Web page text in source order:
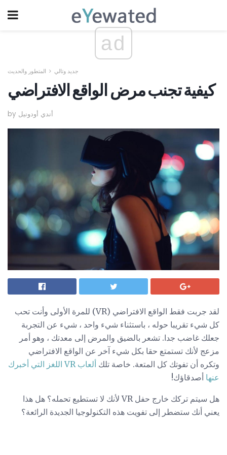
ad
جديد وتالي المتطور والحديث
كيفية تجنب مرض الواقع الافتراضي
by أندي أودونيل
لقد جربت فقط الواقع الافتراضي (VR) للمرة الأولى وأنت تحب
كل شيء تقريبا حوله ، باستثناء شيء واحد ، شيء عن التجربة
جعلك غاضب جدا. تشعر بالضيق والمرض إلى معدتك ، وهو أمر
مزعج لأنك تستمتع حقا بكل شيء آخر عن الواقع الافتراضي
وتكره أن تفوتك كل المتعة. خاصة تلك
ألعاب VR اللغز التي أخبرك
عنها أصدقاؤك!
هل سيتم تركك خارج حفل VR لأنك لا تستطيع تحمله؟ هل هذا
يعني أنك ستضطر إلى تفويت هذه التكنولوجيا الجديدة الرائعة؟